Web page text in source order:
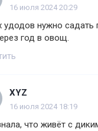
16 июля 2024 20:29
удодов нужно садать
год в овощ.
XYZ
16 июля 2024 18:19
что живёт с